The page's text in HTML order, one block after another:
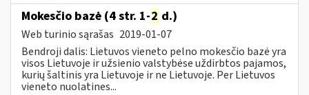
Mokesčio bazė (4 str. 1-2 d.)
Web turinio sąrašas 2019-01-07
Bendroji dalis: Lietuvos vieneto pelno mokesčio bazė yra
visos Lietuvoje ir užsienio valstybėse uždirbtos pajamos,
kurių šaltinis yra Lietuvoje ir ne Lietuvoje. Per Lietuvos
vieneto nuolatines...